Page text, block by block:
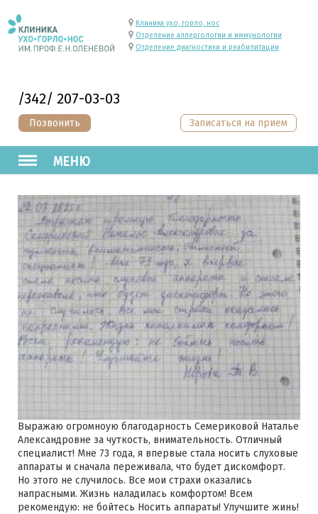
/342/ 207-03-03
Позвонить
Клиника ухо, горло, нос
Отделение аллергологии и иммунологии
Отделение диагностики и реабилитации
МЕНЮ
Записаться на прием
Выражаю огромноую благодарность Семериковой Наталье
Александровне за чуткость, внимательность. Отличный
специалист! Мне 73 года, я впервые стала носить слуховые
аппараты и сначала переживала, что будет дискомфорт.
Но этого не случилось. Все мои страхи оказались
напрасными. Жизнь наладилась комфортом! Всем
рекомендую: не бойтесь Носить аппараты! Улучшите жинь!